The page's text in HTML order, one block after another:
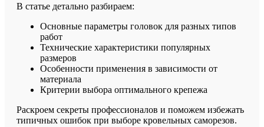
В статье детально разбираем:
Основные параметры головок для разных типов
работ
Технические характеристики популярных
размеров
Особенности применения в зависимости от
материала
Критерии выбора оптимального крепежа
Раскроем секреты профессионалов и поможем избежать
типичных ошибок при выборе кровельных саморезов.